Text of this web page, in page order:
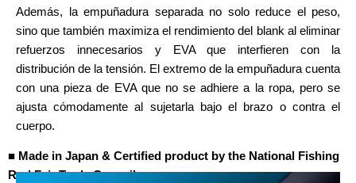
Además, la empuñadura separada no solo reduce el peso,
sino que también maximiza el rendimiento del blank al eliminar
refuerzos innecesarios y EVA que interfieren con la
distribución de la tensión. El extremo de la empuñadura cuenta
con una pieza de EVA que no se adhiere a la ropa, pero se
ajusta cómodamente al sujetarla bajo el brazo o contra el
cuerpo.
■ Made in Japan & Certified product by the National Fishing
Rod Fair Trade Council